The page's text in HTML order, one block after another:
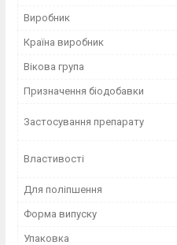
Виробник
Країна виробник
Вікова група
Призначення біодобавки
Застосування препарату
Властивості
Для поліпшення
Форма випуску
Упаковка